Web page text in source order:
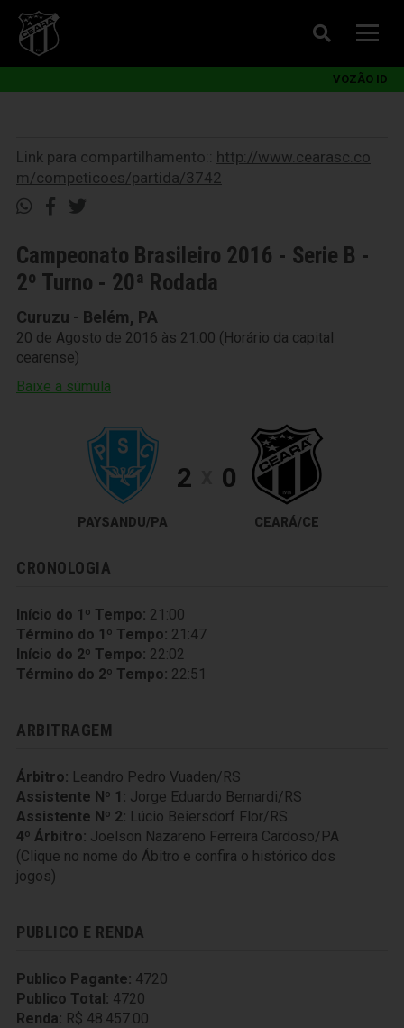
VOZÃO ID
Link para compartilhamento:: http://www.cearasc.co
m/competicoes/partida/3742
Campeonato Brasileiro 2016 - Serie B -
2º Turno - 20ª Rodada
Curuzu - Belém, PA
20 de Agosto de 2016 às 21:00 (Horário da capital
cearense)
Baixe a súmula
PAYSANDU/PA
2 0
CEARÁ/CE
CRONOLOGIA
Início do 1º Tempo: 21:00
Término do 1º Tempo: 21:47
Início do 2º Tempo: 22:02
Término do 2º Tempo: 22:51
ARBITRAGEM
Árbitro: Leandro Pedro Vuaden/RS
Assistente Nº 1: Jorge Eduardo Bernardi/RS
Assistente Nº 2: Lúcio Beiersdorf Flor/RS
4º Árbitro: Joelson Nazareno Ferreira Cardoso/PA
(Clique no nome do Ábitro e confira o histórico dos
jogos)
PUBLICO E RENDA
Publico Pagante: 4720
Publico Total: 4720
Renda: R$ 48.457.00